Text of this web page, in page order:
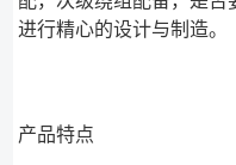
进行精心的设计与制造。
产品特点